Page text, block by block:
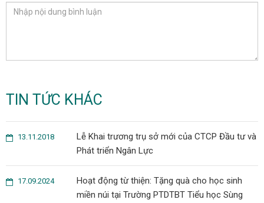
TIN TỨC KHÁC
Lễ Khai trương trụ sở mới của CTCP Đầu tư và
Phát triển Ngân Lực
13.11.2018
Hoạt động từ thiện: Tặng quà cho học sinh
miền núi tại Trường PTDTBT Tiểu học Sùng
17.09.2024